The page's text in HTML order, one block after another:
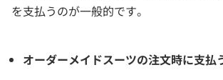
を支払うのが一般的です。
オーダーメイドスーツの注文時に支払